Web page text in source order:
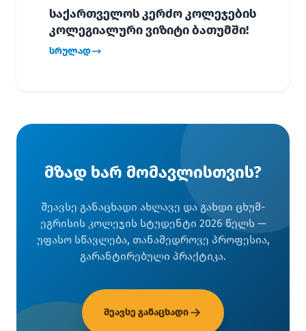
საქართველოს კერძო კოლეჯების
კოლეგიალური ვიზიტი ბათუმში!
სრულად
მზად ხარ მომავლისთვის?
შეავსე განაცხადი ახლავე და გახდი ცხუმ-
ეგრისის კოლეჯის სტუდენტი 2026 წელს —
უფასო სწავლება, თანამედროვე პროფესია,
გარანტირებული პრაქტიკა.
შეავსე განაცხადი